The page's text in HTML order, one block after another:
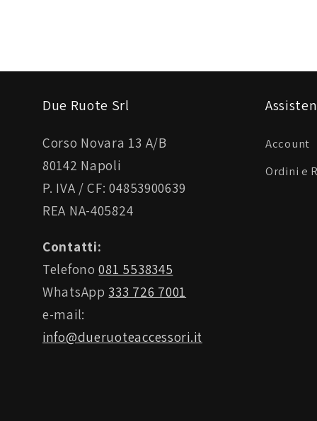
Due Ruote Srl
Corso Novara 13 A/B
80142 Napoli
P. IVA / CF: 04853900639
REA NA-405824
Contatti:
Telefono081 5538345
WhatsApp 333 726 7001
e-mail:
info@dueruoteaccessori.it
Account
Ordini e